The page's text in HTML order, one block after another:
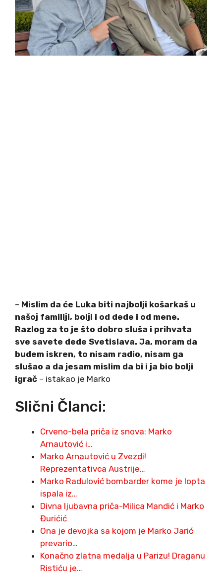
– Mislim da će Luka biti najbolji košarkaš u
našoj familiji, bolji i od dede i od mene.
Razlog za to je što dobro sluša i prihvata
sve savete dede Svetislava. Ja, moram da
budem iskren, to nisam radio, nisam ga
slušao a da jesam mislim da bi i ja bio bolji
igrač – istakao je Marko
Slični Članci:
Crveno-bela priča iz snova: Marko
Arnautović i…
Marko Arnautović u Zvezdi!
Reprezentativca Austrije…
Marko Radulović bombarder kome je lopta
ispala iz…
Divna ljubavna priča-Milica Mandić i Marko
Đurićić
Ona je devojka sa kojom je Marko Jarić
prevario…
Konačno zlatna medalja u Parizu! Draganu
Ristiću je…